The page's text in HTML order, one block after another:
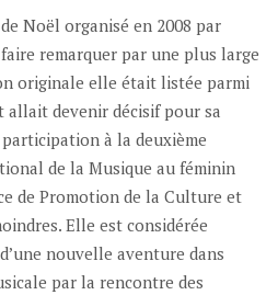
Noël organisé en 2008 par
faire remarquer par une plus large
originale elle était listée parmi
allait devenir décisif pour sa
à la deuxième
de la Musique au féminin
de Promotion de la Culture et
Elle est considérée
nouvelle aventure dans
par la rencontre des